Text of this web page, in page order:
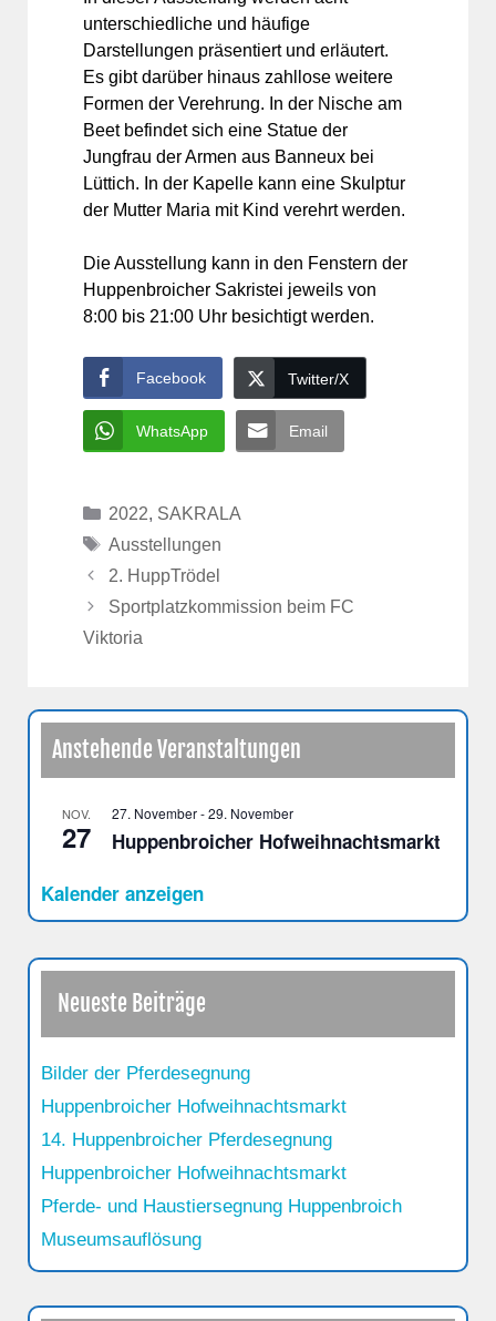
unterschiedliche und häufige
Darstellungen präsentiert und erläutert.
Es gibt darüber hinaus zahllose weitere
Formen der Verehrung. In der Nische am
Beet befindet sich eine Statue der
Jungfrau der Armen aus Banneux bei
Lüttich. In der Kapelle kann eine Skulptur
der Mutter Maria mit Kind verehrt werden.
Die Ausstellung kann in den Fenstern der
Huppenbroicher Sakristei jeweils von
8:00 bis 21:00 Uhr besichtigt werden.
Facebook Twitter/X
WhatsApp Email
Kategorien
2022, SAKRALA
Schlagwörter
Ausstellungen
2. HuppTrödel
Sportplatzkommission beim FC
Viktoria
Anstehende Veranstaltungen
NOV.
27
27. November-29. November
Huppenbroicher Hofweihnachtsmarkt
Kalender anzeigen
Neueste Beiträge
Bilder der Pferdesegnung
Huppenbroicher Hofweihnachtsmarkt
14. Huppenbroicher Pferdesegnung
Huppenbroicher Hofweihnachtsmarkt
Pferde- und Haustiersegnung Huppenbroich
Museumsauflösung